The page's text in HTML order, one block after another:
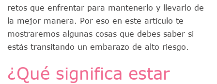
retos que enfrentar para mantenerlo y llevarlo de
la mejor manera. Por eso en este artículo te
mostraremos algunas cosas que debes saber si
estás transitando un embarazo de alto riesgo.
¿Qué significa estar